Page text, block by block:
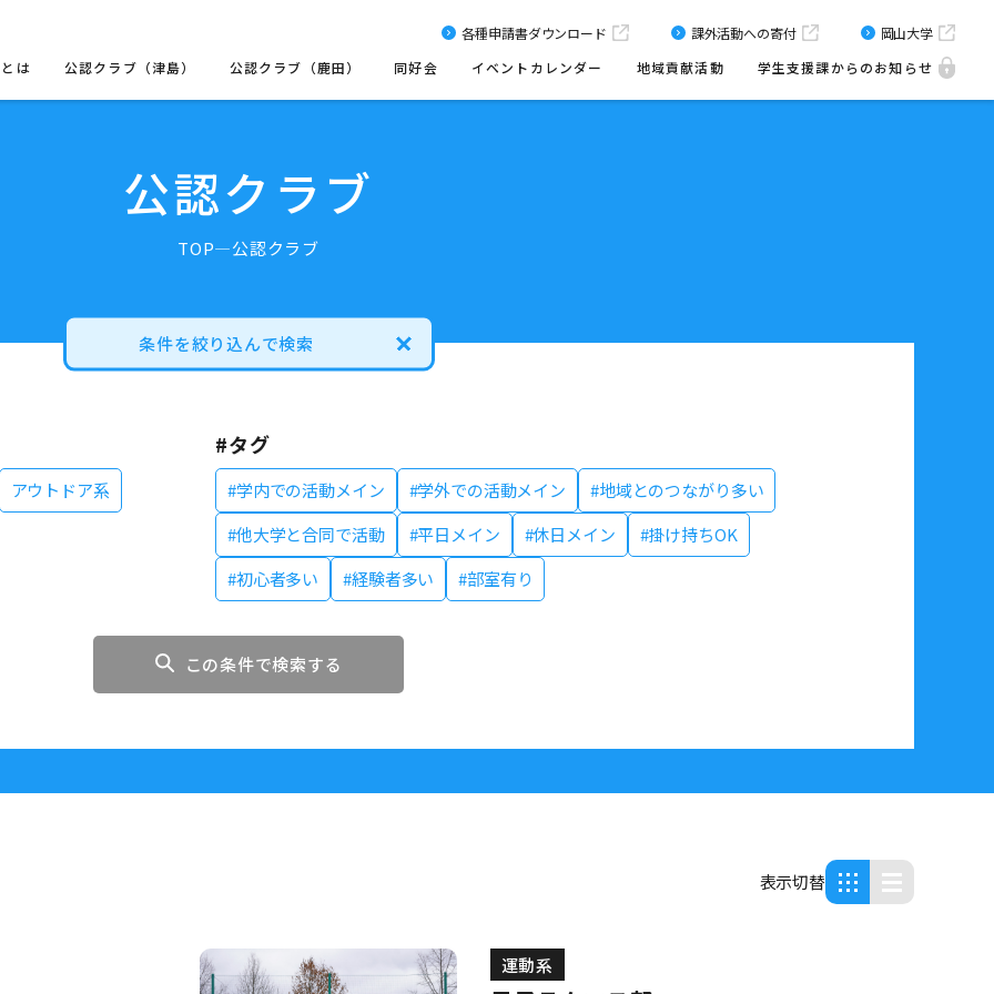
は 公認クラブ（津島） 公認クラブ（鹿田） 同好会 イベントカレンダー 地域貢献活動 学生支援課からのお知らせ
各種申請書ダウンロード 課外活動への寄付 岡山大学
公認クラブ
TOP 公認クラブ
条件を絞り込んで検索
アウトドア系
#タグ
#学内での活動メイン #学外での活動メイン
#地域とのつながり多い
#他大学と合同で活動
#平日メイン #休日メイン
#掛け持ちOK
#初心者多い
#経験者多い #部室有り
この条件で検索する
表示切替
運動系